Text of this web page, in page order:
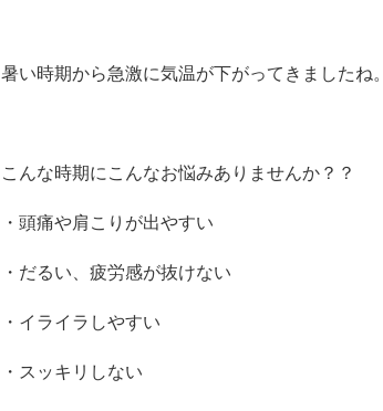
暑い時期から急激に気温が下がってきましたね。
こんな時期にこんなお悩みありませんか？？
・頭痛や肩こりが出やすい
・だるい、疲労感が抜けない
・イライラしやすい
・スッキリしない